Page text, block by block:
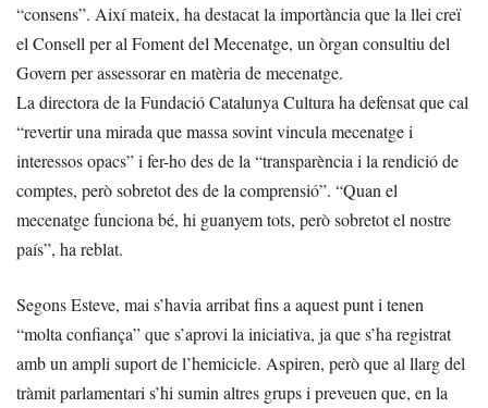
“consens”. Així mateix, ha destacat la importància que la llei creï
el Consell per al Foment del Mecenatge, un òrgan consultiu del
Govern per assessorar en matèria de mecenatge.
La directora de la Fundació Catalunya Cultura ha defensat que cal
“revertir una mirada que massa sovint vincula mecenatge i
interessos opacs” i fer-ho des de la “transparència i la rendició de
comptes, però sobretot des de la comprensió”. “Quan el
mecenatge funciona bé, hi guanyem tots, però sobretot el nostre
país”, ha reblat.
Segons Esteve, mai s’havia arribat fins a aquest punt i tenen
“molta confiança” que s’aprovi la iniciativa, ja que s’ha registrat
amb un ampli suport de l’hemicicle. Aspiren, però que al llarg del
tràmit parlamentari s’hi sumin altres grups i preveuen que, en la